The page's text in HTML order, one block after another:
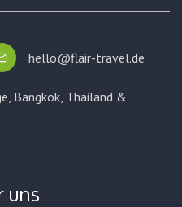
hello@flair-travel.de
Bangkok, Thailand &
uns